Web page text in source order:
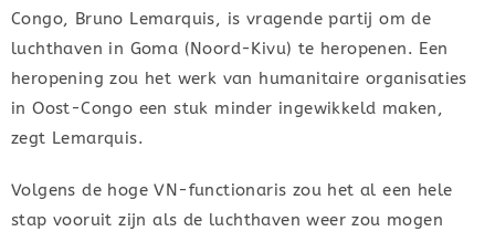
Congo, Bruno Lemarquis, is vragende partij om de
luchthaven in Goma (Noord-Kivu) te heropenen. Een
heropening zou het werk van humanitaire organisaties
in Oost-Congo een stuk minder ingewikkeld maken,
zegt Lemarquis.
Volgens de hoge VN-functionaris zou het al een hele
stap vooruit zijn als de luchthaven weer zou mogen